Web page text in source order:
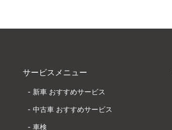
サービスメニュー
新車 おすすめサービス
中古車 おすすめサービス
車検